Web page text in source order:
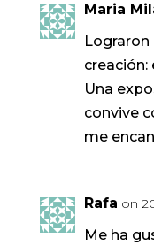
Maria
Lograron
creación:
Una
convive
me
Rafa on
Me ha